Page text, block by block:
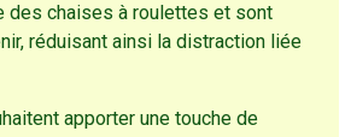
des chaises à roulettes et sont
réduisant ainsi la distraction liée
apporter une touche de